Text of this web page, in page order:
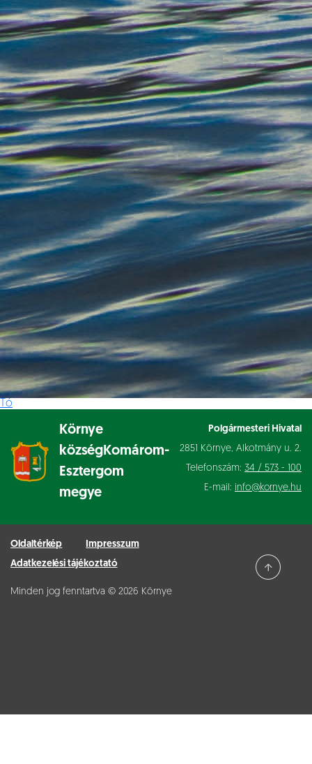
Tó
Környe
község Komárom-
Esztergom
megye
Polgármesteri Hivatal
2851 Környe, Alkotmány u. 2.
Telefonszám: 34 / 573 - 100
E-mail: info@kornye.hu
Oldaltérkép
Impresszum
Adatkezelési tájékoztató
Minden jog fenntartva © 2026 Környe